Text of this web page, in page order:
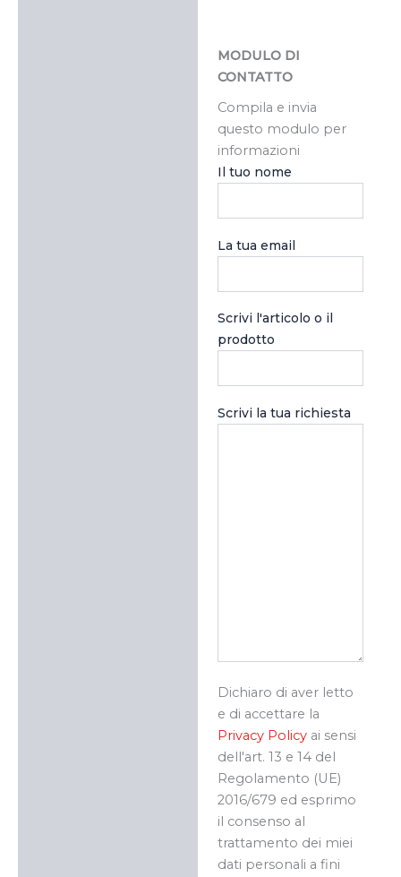
MODULO DI
CONTATTO
Compila e invia
questo modulo per
informazioni
Il tuo nome
La tua email
Scrivi l'articolo o il
prodotto
Scrivi la tua richiesta
Dichiaro di aver letto
e di accettare la
Privacy Policyai sensi
dell'art. 13 e 14 del
Regolamento (UE)
2016/679 ed esprimo
il consenso al
trattamento dei miei
dati personali a fini